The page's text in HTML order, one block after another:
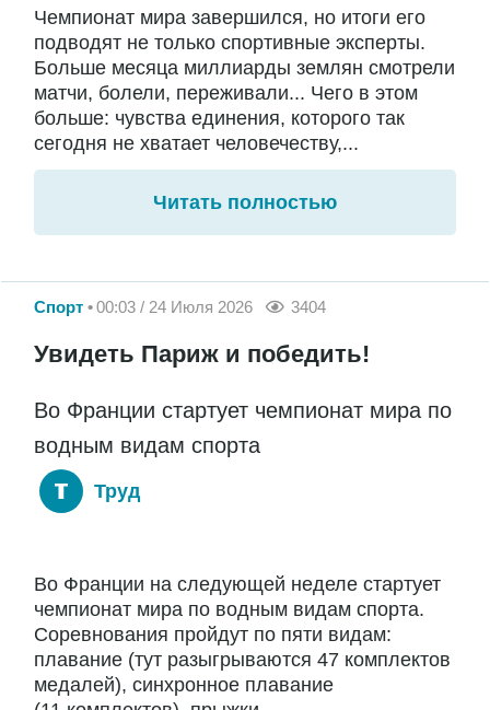
Чемпионат мира завершился, но итоги его
подводят не только спортивные эксперты.
Больше месяца миллиарды землян смотрели
матчи, болели, переживали... Чего в этом
больше: чувства единения, которого так
сегодня не хватает человечеству,...
Читать полностью
Спорт 00:03 / 24 Июля 2026 3404
Увидеть Париж и победить!
Во Франции стартует чемпионат мира по
водным видам спорта
Труд
Во Франции на следующей неделе стартует
чемпионат мира по водным видам спорта.
Соревнования пройдут по пяти видам:
плавание (тут разыгрываются 47 комплектов
медалей), синхронное плавание